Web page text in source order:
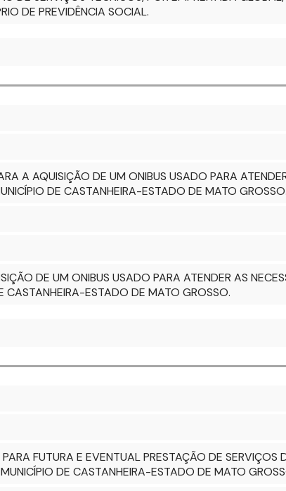
DE PREVIDÊNCIA SOCIAL.
A AQUISIÇÃO DE UM ONIBUS USADO PARA
DE CASTANHEIRA-ESTADO DE MATO GROSSO.
DE UM ONIBUS USADO PARA ATENDER AS
CASTANHEIRA-ESTADO DE MATO GROSSO.
FUTURA E EVENTUAL PRESTAÇÃO DE
DE CASTANHEIRA-ESTADO DE MATO